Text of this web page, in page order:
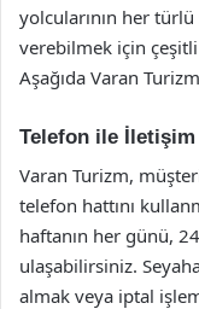
yolcularının her
verebilmek için
Aşağıda Varan
Telefon ile İletişim
Varan Turizm,
telefon hattını
haftanın her günü,
ulaşabilirsiniz.
almak veya iptal